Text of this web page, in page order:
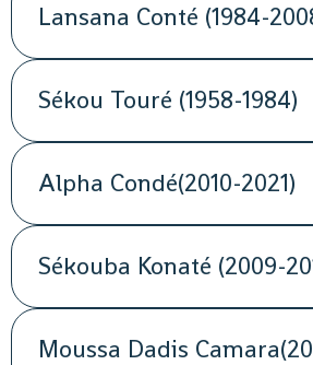
Lansana Conté (1984-
Sékou Touré (1958-1984)
Alpha Condé(2010-2021)
Sékouba Konaté (2009-
Moussa Dadis